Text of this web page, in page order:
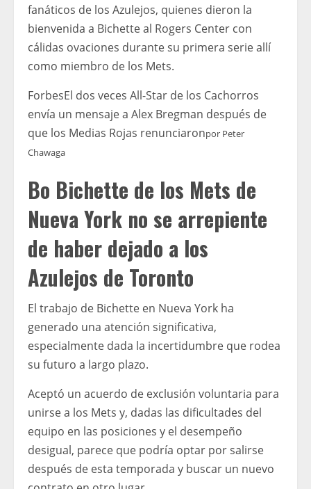
fanáticos de los Azulejos, quienes dieron la
bienvenida a Bichette al Rogers Center con
cálidas ovaciones durante su primera serie allí
como miembro de los Mets.
ForbesEl dos veces All-Star de los Cachorros
envía un mensaje a Alex Bregman después de
que los Medias Rojas renunciaronpor Peter
Chawaga
Bo Bichette de los Mets de
Nueva York no se arrepiente
de haber dejado a los
Azulejos de Toronto
El trabajo de Bichette en Nueva York ha
generado una atención significativa,
especialmente dada la incertidumbre que rodea
su futuro a largo plazo.
Aceptó un acuerdo de exclusión voluntaria para
unirse a los Mets y, dadas las dificultades del
equipo en las posiciones y el desempeño
desigual, parece que podría optar por salirse
después de esta temporada y buscar un nuevo